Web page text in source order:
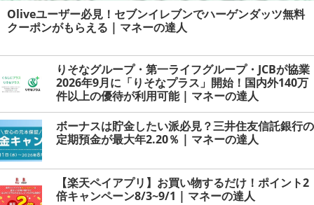
Oliveユーザー必見！セブンイレブンでハーゲンダッツ無料
クーポンがもらえる | マネーの達人
りそなグループ・第一ライフグループ・JCBが協業
2026年9月に「りそなプラス」開始！国内外140万
件以上の優待が利用可能 | マネーの達人
ボーナスは貯金したい派必見？三井住友信託銀行の
定期預金が最大年2.20％ | マネーの達人
【楽天ペイアプリ】お買い物するだけ！ポイント2
倍キャンペーン8/3~9/1 | マネーの達人